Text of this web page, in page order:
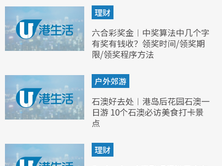
理财
六合彩奖金︱中奖算法中几个字
有奖有钱收？领奖时间/领奖期
限/领奖程序方法
户外郊游
石澳好去处︱港岛后花园石澳一
日游 10个石澳必访美食打卡景
点
理财